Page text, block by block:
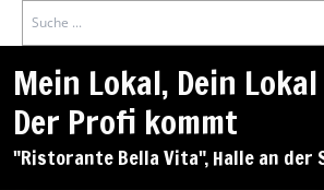
Search
Mein Lokal, Dein Lokal
Der Profi kommt
"Ristorante Bella Vita", Halle an der